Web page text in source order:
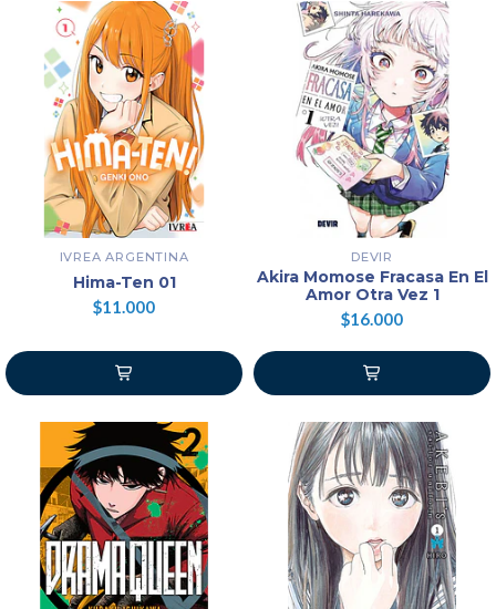
IVREA ARGENTINA
Hima-Ten 01
$11.000
DEVIR
Akira Momose Fracasa En El
Amor Otra Vez 1
$16.000